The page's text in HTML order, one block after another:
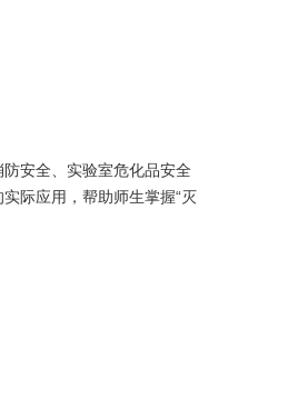
安全、实验室危化品安全
际应用，帮助师生掌握“灭